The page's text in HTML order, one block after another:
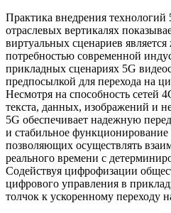
Практика внедрения
отраслевых вертикалях
виртуальных сценариев
потребностью современной
прикладных сценариях 5G
предпосылкой для перехода на
Несмотря на способность сетей
текста, данных, изображений и
5G обеспечивает надежную
и стабильное функционирование
позволяющих осуществлять
реального времени с
Содействуя цифрофизации
цифрового управления в
толчок к ускоренному переходу